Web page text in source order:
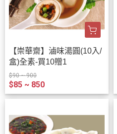
【崇華齋】滷味湯圓(10入/
盒)全素-買10贈1
$90 ~ 900
$85 ~ 850